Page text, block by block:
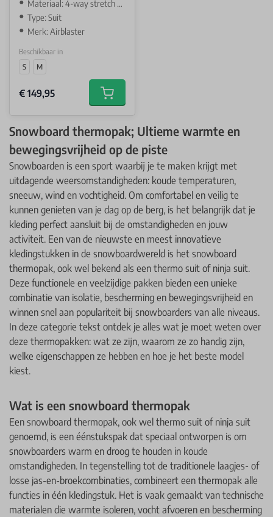
Materiaal: 4-way stretch AIR-TECH
Type: Suit
Merk: Airblaster
Beschikbaar in
S
M
€ 149,95 Add to cart
Snowboard thermopak; Ultieme warmte en
bewegingsvrijheid op de piste
Snowboarden is een sport waarbij je te maken krijgt met
uitdagende weersomstandigheden: koude temperaturen,
sneeuw, wind en vochtigheid. Om comfortabel en veilig te
kunnen genieten van je dag op de berg, is het belangrijk dat je
kleding perfect aansluit bij de omstandigheden en jouw
activiteit. Een van de nieuwste en meest innovatieve
kledingstukken in de snowboardwereld is het snowboard
thermopak, ook wel bekend als een thermo suit of ninja suit.
Deze functionele en veelzijdige pakken bieden een unieke
combinatie van isolatie, bescherming en bewegingsvrijheid en
winnen snel aan populariteit bij snowboarders van alle niveaus.
In deze categorie tekst ontdek je alles wat je moet weten over
deze thermopakken: wat ze zijn, waarom ze zo handig zijn,
welke eigenschappen ze hebben en hoe je het beste model
kiest.
Wat is een snowboard thermopak
Een snowboard thermopak, ook wel thermo suit of ninja suit
genoemd, is een éénstukspak dat speciaal ontworpen is om
snowboarders warm en droog te houden in koude
omstandigheden. In tegenstelling tot de traditionele laagjes- of
losse jas-en-broekcombinaties, combineert een thermopak alle
functies in één kledingstuk. Het is vaak gemaakt van technische
materialen die warmte isoleren, vocht afvoeren en bescherming